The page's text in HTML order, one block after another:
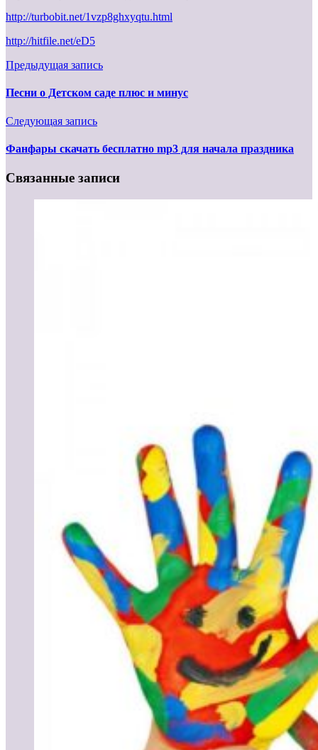
http://turbobit.net/1vzp8ghxyqtu.html
http://hitfile.net/eD5
Предыдущая запись
Песни о Детском саде плюс и минус
Следующая запись
Фанфары скачать бесплатно mp3 для начала праздника
Связанные записи